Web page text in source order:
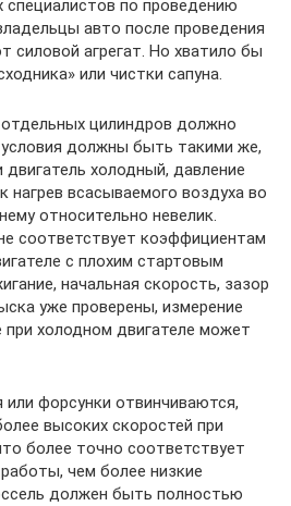
специалистов по проведению
авто после проведения
силовой агрегат. Но хватило бы
или чистки сапуна.
цилиндров должно
должны быть такими же,
двигатель холодный, давление
нагрев всасываемого воздуха во
относительно невелик.
соответствует коэффициентам
с плохим стартовым
начальная скорость, зазор
уже проверены, измерение
холодном двигателе может
или форсунки отвинчиваются,
высоких скоростей при
более точно соответствует
чем более низкие
должен быть полностью